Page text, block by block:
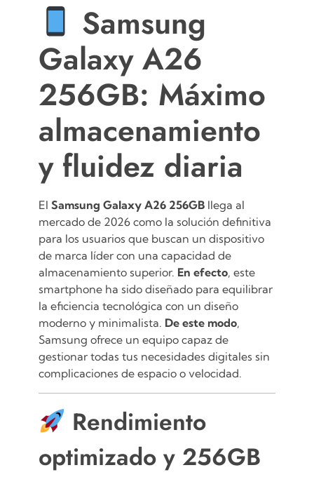
Samsung
Galaxy A26
256GB: Máximo
almacenamiento
y fluidez diaria
El Samsung Galaxy A26 256GB llega al
mercado de 2026 como la solución definitiva
para los usuarios que buscan un dispositivo
de marca líder con una capacidad de
almacenamiento superior. En efecto, este
smartphone ha sido diseñado para equilibrar
la eficiencia tecnológica con un diseño
moderno y minimalista. De este modo,
Samsung ofrece un equipo capaz de
gestionar todas tus necesidades digitales sin
complicaciones de espacio o velocidad.
Rendimiento
optimizado y 256GB